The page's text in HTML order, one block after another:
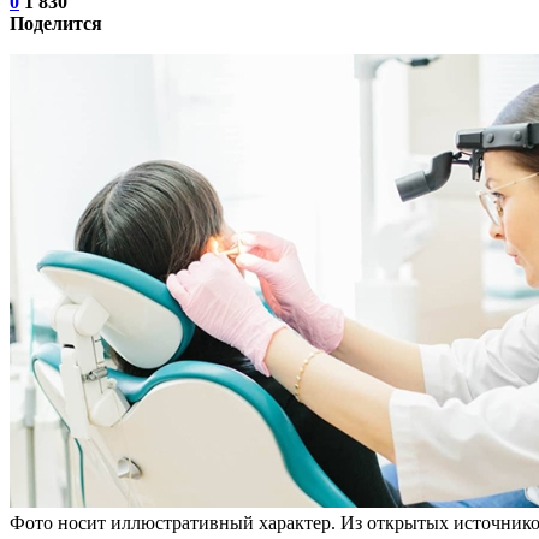
Поделится
Фото носит иллюстративный характер. Из открытых